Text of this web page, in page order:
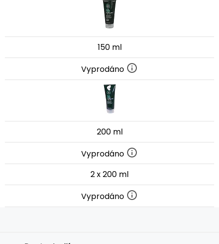
150 ml
Vyprodáno
200 ml
Vyprodáno
2 x 200 ml
Vyprodáno